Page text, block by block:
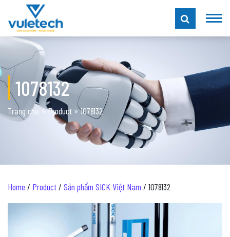
1078132
Trang chủ »Product »1078132
Home / Product/ Sản phẩm SICK Việt Nam / 1078132